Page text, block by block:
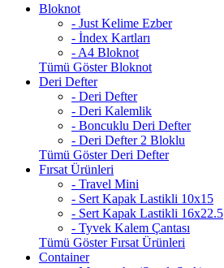
Bloknot
- Just Kelime Ezber
- İndex Kartları
- A4 Bloknot
Tümü Göster Bloknot
Deri Defter
- Deri Defter
- Deri Kalemlik
- Boncuklu Deri Defter
- Deri Defter 2 Bloklu
Tümü Göster Deri Defter
Fırsat Ürünleri
- Travel Mini
- Sert Kapak Lastikli 10x15
- Sert Kapak Lastikli 16x22.5
- Tyvek Kalem Çantası
Tümü Göster Fırsat Ürünleri
Container